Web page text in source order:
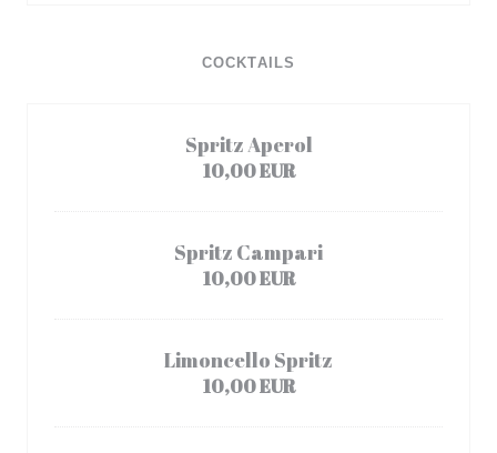
COCKTAILS
Spritz Aperol
10,00 EUR
Spritz Campari
10,00 EUR
Limoncello Spritz
10,00 EUR